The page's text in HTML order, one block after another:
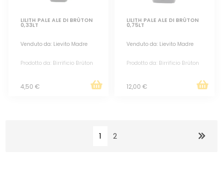
LILITH PALE ALE DI BRÙTON
0,33LT
Venduto da: Lievito Madre
Prodotto da: Birrificio Brùton
4,50 €
LILITH PALE ALE DI BRÙTON
0,75LT
Venduto da: Lievito Madre
Prodotto da: Birrificio Brùton
12,00 €
1 2